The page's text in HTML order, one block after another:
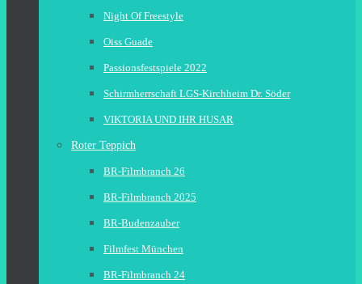
Night Of Freestyle
Oiss Guade
Passionsfestspiele 2022
Schirmherrschaft LGS-Kirchheim Dr. Söder
VIKTORIA UND IHR HUSAR
Roter Teppich
BR-Filmbranch 26
BR-Filmbranch 2025
BR-Budenzauber
Filmfest München
BR-Filmbranch 24